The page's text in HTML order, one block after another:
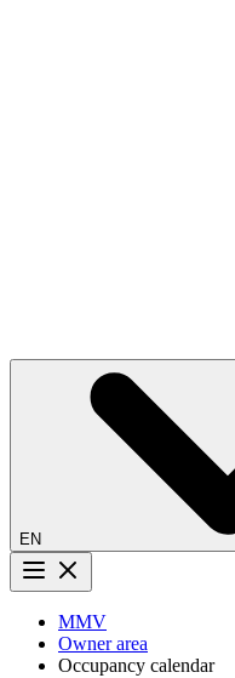
EN
Menu button
MMV
Owner area
Occupancy calendar